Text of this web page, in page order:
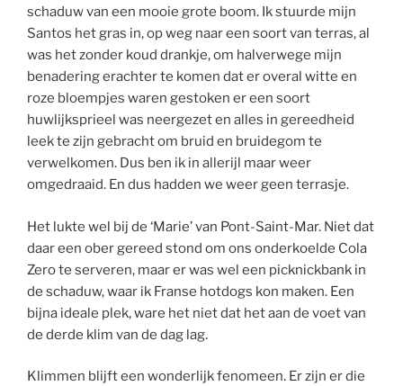
schaduw van een mooie grote boom. Ik stuurde mijn
Santos het gras in, op weg naar een soort van terras, al
was het zonder koud drankje, om halverwege mijn
benadering erachter te komen dat er overal witte en
roze bloempjes waren gestoken er een soort
huwlijksprieel was neergezet en alles in gereedheid
leek te zijn gebracht om bruid en bruidegom te
verwelkomen. Dus ben ik in allerijl maar weer
omgedraaid. En dus hadden we weer geen terrasje.
Het lukte wel bij de ‘Marie’ van Pont-Saint-Mar. Niet dat
daar een ober gereed stond om ons onderkoelde Cola
Zero te serveren, maar er was wel een picknickbank in
de schaduw, waar ik Franse hotdogs kon maken. Een
bijna ideale plek, ware het niet dat het aan de voet van
de derde klim van de dag lag.
Klimmen blijft een wonderlijk fenomeen. Er zijn er die